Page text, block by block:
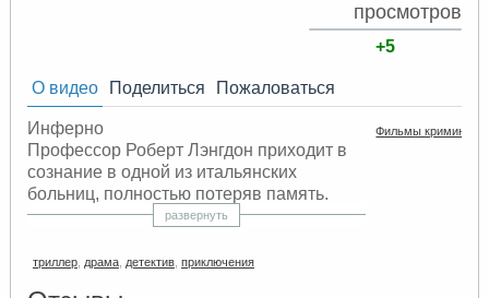
просмотров
+5
О видео Поделиться Пожаловаться
Инферно
Профессор Роберт Лэнгдон приходит в
сознание в одной из итальянских
больниц, полностью потеряв память.
Местный врач Сиенна Брукс пытается
воспоминания, но и остановить
развернуть
триллер, драма, детектив, приключения
Фильмы криминал